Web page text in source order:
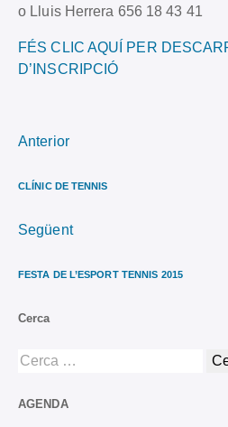
o Lluis Herrera 656 18 43 41
FÉS CLIC AQUÍ PER
D’INSCRIPCIÓ
Anterior
CLÍNIC DE TENNIS
Següent
FESTA DE L’ESPORT TENNIS 2015
Cerca
AGENDA